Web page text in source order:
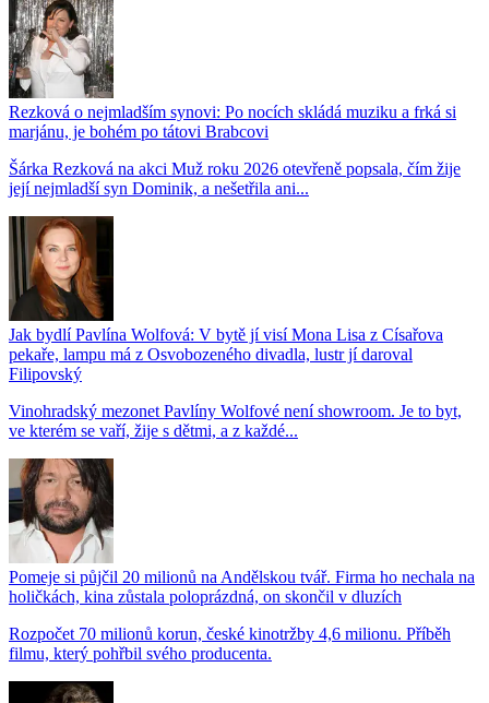
Rezková o nejmladším synovi: Po nocích skládá muziku a frká si
marjánu, je bohém po tátovi Brabcovi
Šárka Rezková na akci Muž roku 2026 otevřeně popsala, čím žije
její nejmladší syn Dominik, a nešetřila ani...
Jak bydlí Pavlína Wolfová: V bytě jí visí Mona Lisa z Císařova
pekaře, lampu má z Osvobozeného divadla, lustr jí daroval
Filipovský
Vinohradský mezonet Pavlíny Wolfové není showroom. Je to byt,
ve kterém se vaří, žije s dětmi, a z každé...
Pomeje si půjčil 20 milionů na Andělskou tvář. Firma ho nechala na
holičkách, kina zůstala poloprázdná, on skončil v dluzích
Rozpočet 70 milionů korun, české kinotržby 4,6 milionu. Příběh
filmu, který pohřbil svého producenta.